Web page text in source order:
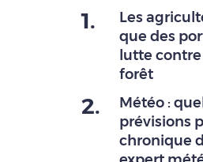
1.
Les
que des
lutte
forêt
2.
Météo :
prévisions
chronique